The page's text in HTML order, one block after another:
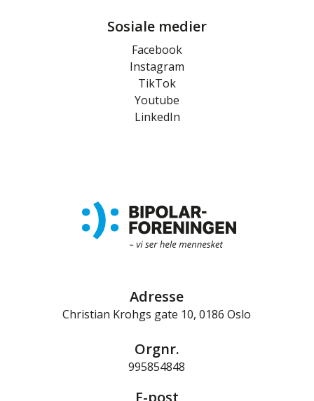
Sosiale medier
Facebook
Instagram
TikTok
Youtube
LinkedIn
Adresse
Christian Krohgs gate 10, 0186 Oslo
Orgnr.
995854848